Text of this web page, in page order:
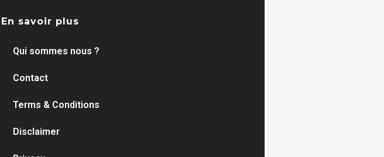
En savoir plus
Qui sommes nous ?
Contact
Terms & Conditions
Disclaimer